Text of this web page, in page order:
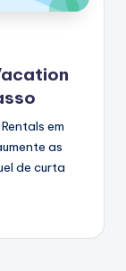
em
as
de curta